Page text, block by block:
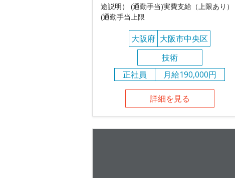
途説明） (通勤手当)実費支給（上限あり）
(通勤手当上限
大阪府 大阪市中央区
技術
正社員
月給190,000円
詳細を見る